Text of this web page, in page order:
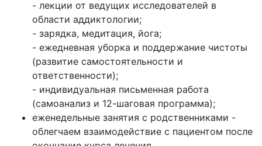
- лекции от ведущих исследователей в
области аддиктологии;
- зарядка, медитация, йога;
- ежедневная уборка и поддержание чистоты
(развитие самостоятельности и
ответственности);
- индивидуальная письменная работа
(самоанализ и 12-шаговая программа);
еженедельные занятия с родственниками -
облегчаем взаимодействие с пациентом после